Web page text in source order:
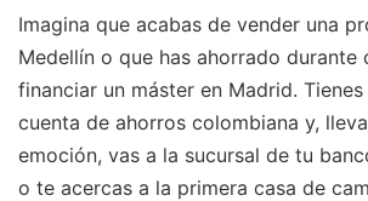
Imagina que acabas de vender una
Medellín o que has ahorrado durante
financiar un máster en Madrid.
cuenta de ahorros colombiana y,
emoción, vas a la sucursal de tu
o te acercas a la primera casa de